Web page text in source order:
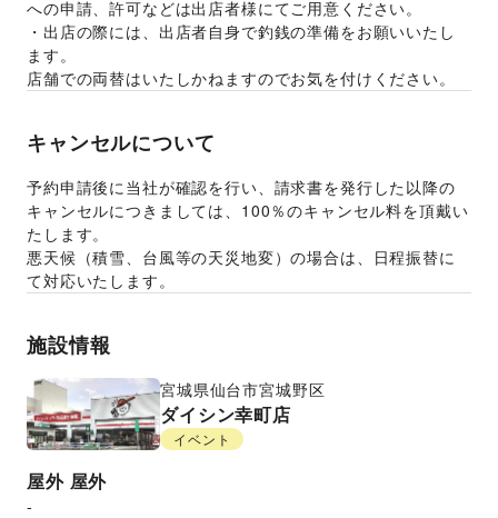
への申請、許可などは出店者様にてご用意ください。
・出店の際には、出店者自身で釣銭の準備をお願いいたし
ます。
店舗での両替はいたしかねますのでお気を付けください。
キャンセルについて
予約申請後に当社が確認を行い、請求書を発行した以降の
キャンセルにつきましては、100％のキャンセル料を頂戴い
たします。
悪天候（積雪、台風等の天災地変）の場合は、日程振替に
て対応いたします。
施設情報
宮城県仙台市宮城野区
ダイシン幸町店
イベント
屋外 屋外
-